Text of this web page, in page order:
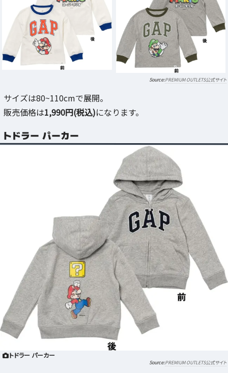
PREMIUM OUTLETS公式サイト
サイズは80~110cmで展開。
販売価格は1,990円(税込)になります。
トドラー パーカー
トドラー パーカー
PREMIUM OUTLETS公式サイト